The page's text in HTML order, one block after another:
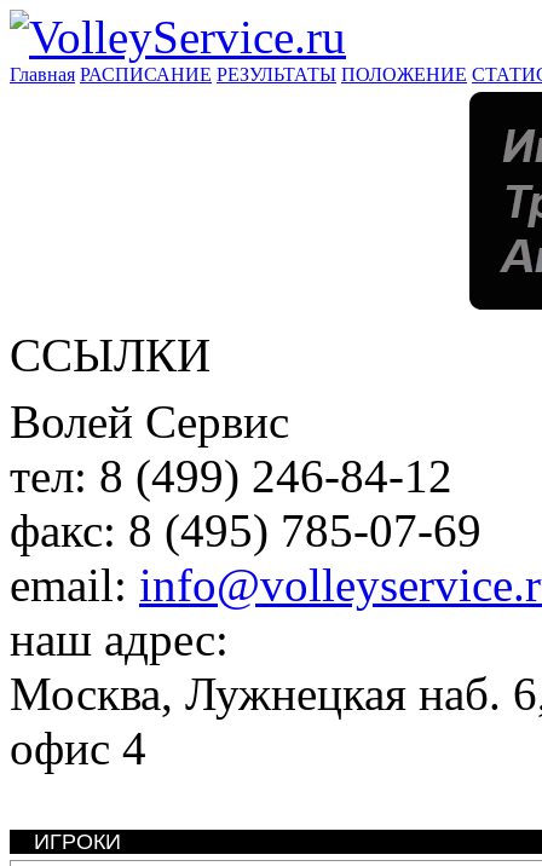
Главная РАСПИСАНИЕ РЕЗУЛЬТАТЫ ПОЛОЖЕНИЕ
ССЫЛКИ
Волей Сервис
тел: 8 (499) 246-84-12
факс: 8 (495) 785-07-69
email:
наш адрес:
Москва, Лужнецкая наб.
офис 4
ИГРОКИ